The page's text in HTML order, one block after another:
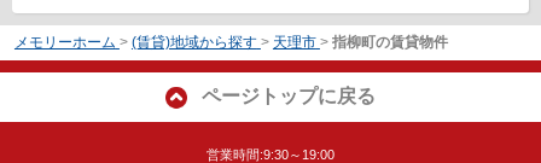
メモリーホーム > (賃貸)地域から探す > 天理市 > 指柳町の賃貸物件
ページトップに戻る
営業時間:9:30～19:00